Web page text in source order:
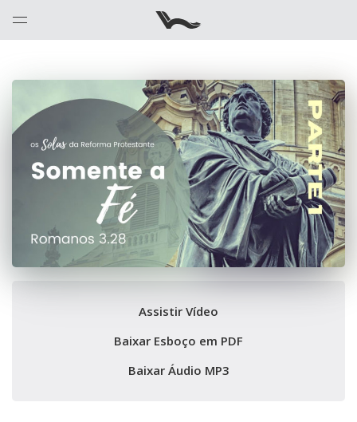
Assistir Vídeo
Baixar Esboço em PDF
Baixar Áudio MP3